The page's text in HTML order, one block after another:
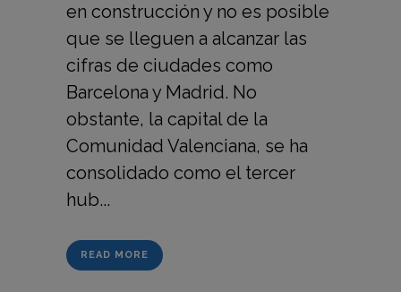
en construcción y no es posible
que se lleguen a alcanzar las
cifras de ciudades como
Barcelona y Madrid. No
obstante, la capital de la
Comunidad Valenciana, se ha
consolidado como el tercer
hub...
READ MORE